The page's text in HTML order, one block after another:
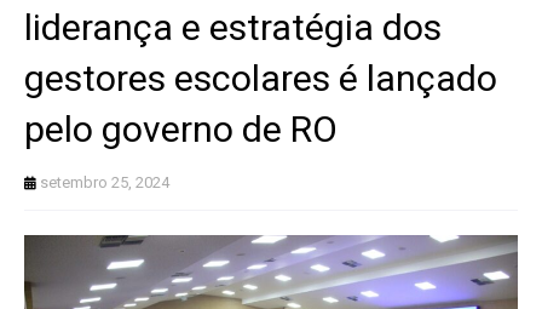
liderança e estratégia dos
gestores escolares é lançado
pelo governo de RO
setembro 25, 2024